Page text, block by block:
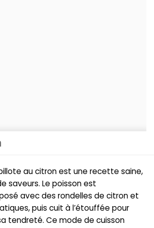
au citron est une recette saine,
saveurs. Le poisson est
avec des rondelles de citron et
puis cuit à l’étouffée pour
tendreté. Ce mode de cuisson